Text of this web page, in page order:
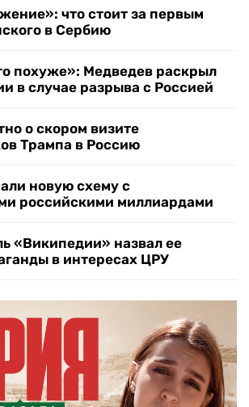
что стоит за первым
в Сербию
похуже»: Медведев раскрыл
в случае разрыва с Россией
о скором визите
Трампа в Россию
новую схему с
российскими миллиардами
«Википедии» назвал ее
в интересах ЦРУ